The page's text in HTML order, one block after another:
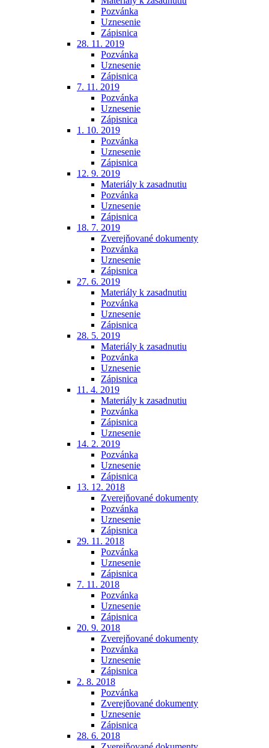
Pozvánka
Uznesenie
Zápisnica
28. 11. 2019
Pozvánka
Uznesenie
Zápisnica
7. 11. 2019
Pozvánka
Uznesenie
Zápisnica
1. 10. 2019
Pozvánka
Uznesenie
Zápisnica
12. 9. 2019
Materiály k zasadnutiu
Pozvánka
Uznesenie
Zápisnica
18. 7. 2019
Zverejňované dokumenty
Pozvánka
Uznesenie
Zápisnica
27. 6. 2019
Materiály k zasadnutiu
Pozvánka
Uznesenie
Zápisnica
28. 5. 2019
Materiály k zasadnutiu
Pozvánka
Uznesenie
Zápisnica
11. 4. 2019
Materiály k zasadnutiu
Pozvánka
Zápisnica
Uznesenie
14. 2. 2019
Pozvánka
Uznesenie
Zápisnica
13. 12. 2018
Zverejňované dokumenty
Pozvánka
Uznesenie
Zápisnica
29. 11. 2018
Pozvánka
Uznesenie
Zápisnica
7. 11. 2018
Pozvánka
Uznesenie
Zápisnica
20. 9. 2018
Zverejňované dokumenty
Pozvánka
Uznesenie
Zápisnica
2. 8. 2018
Pozvánka
Zverejňované dokumenty
Uznesenie
Zápisnica
28. 6. 2018